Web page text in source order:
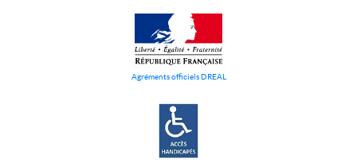
Agréments officiels DREAL